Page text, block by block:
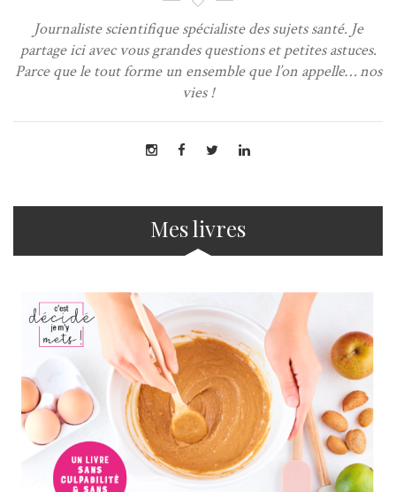
Journaliste scientifique spécialiste des sujets santé. Je
partage ici avec vous grandes questions et petites astuces.
Parce que le tout forme un ensemble que l’on appelle… nos
vies !
Mes livres